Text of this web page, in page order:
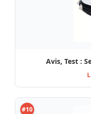
Avis, Test :
#10